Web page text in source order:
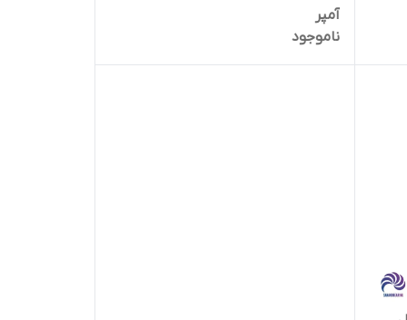
آمپر
ناموجود